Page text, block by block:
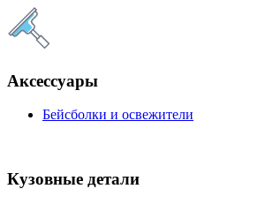
Аксессуары
Бейсболки и освежители
Кузовные детали